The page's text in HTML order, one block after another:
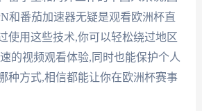
和番茄加速器无疑是观看欧洲杯直
使用这些技术,你可以轻松绕过地区
的视频观看体验,同时也能保护个人
种方式,相信都能让你在欧洲杯赛事